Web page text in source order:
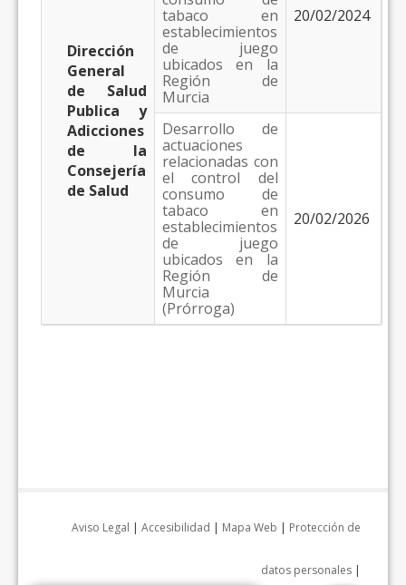
Dirección
General
de Salud
Publica y
Adicciones
de la
Consejería
de Salud
tabaco en
establecimientos
de juego
ubicados en la
Región de
Murcia
20/02/2024
Desarrollo de
actuaciones
relacionadas con
el control del
consumo de
tabaco en
establecimientos
de juego
ubicados en la
Región de
Murcia
(Prórroga)
20/02/2026
Aviso Legal | Accesibilidad | Mapa Web | Protección de
datos personales |